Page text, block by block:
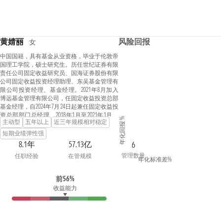
黄婧丽 女
中国国籍，具有基金从业资格，毕业于伦敦帝
国理工学院，硕士研究生。历任世纪证券有限
责任公司固定收益研究员、国海证券股份有限
公司固定收益投资经理助理、东吴基金管理有
限公司投资经理、基金经理。2021年8月加入
博远基金管理有限公司，任固定收益投资总部
基金经理，自2024年7月24日起兼任固定收益投
资总部部门总经理。2018年1月至2021年1月任
东吴优益债券型证券投资基金基金经理；2018
年5月至2020年12月任东吴悦秀纯债债券型证券
投资基金基金经理；2018年11月至2021年7月任
东吴鼎泰纯债债券型证券投资基金基金经理；
2019年3月至2021年1月任东吴增鑫宝货币市场
个月定期开放债券型证券投资基金基金经理；
2022年3月8日至2024年7月8日兼任博远鑫享三个
月持有期债券型证券投资基金基金经理；2022
年6月2日起兼任博远增益纯债债券型证券投资
主动型 五年以上
近三年规模相对稳定
短期业绩弹性强
8.1年
任职经验
57.13亿
在管规模
6
管理数量
前56%
收益能力
风险回报
年化回报 %
年化标准差%